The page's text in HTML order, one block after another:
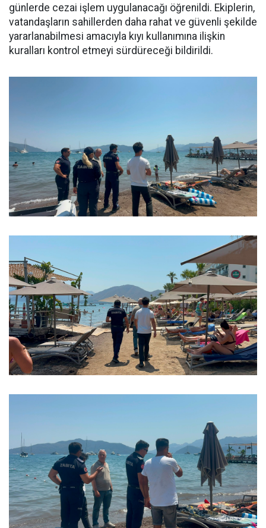
günlerde cezai işlem uygulanacağı öğrenildi. Ekiplerin,
vatandaşların sahillerden daha rahat ve güvenli şekilde
yararlanabilmesi amacıyla kıyı kullanımına ilişkin
kuralları kontrol etmeyi sürdüreceği bildirildi.